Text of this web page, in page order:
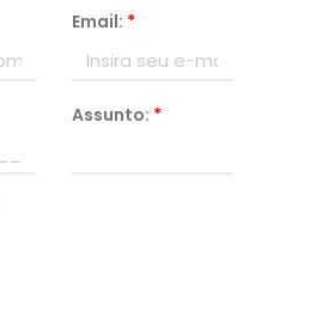
Email: *
Assunto: *